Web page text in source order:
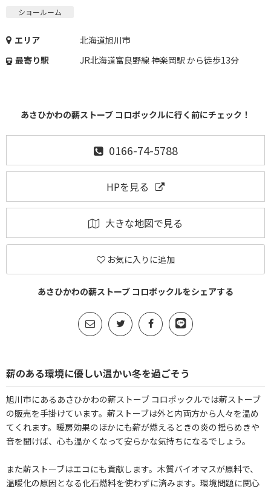
ショールーム
エリア
北海道旭川市
最寄り駅
JR北海道富良野線 神楽岡駅 から徒歩13分
あさひかわの薪ストーブ コロポックルに行く前にチェック！
0166-74-5788
HPを見る
大きな地図で見る
お気に入りに追加
あさひかわの薪ストーブ コロポックルをシェアする
薪のある環境に優しい温かい冬を過ごそう
旭川市にあるあさひかわの薪ストーブ コロポックルでは薪ストーブ
の販売を手掛けています。薪ストーブは外と内両方から人々を温め
てくれます。暖房効果のほかにも薪が燃えるときの炎の揺らめきや
音を聞けば、心も温かくなって安らかな気持ちになるでしょう。
また薪ストーブはエコにも貢献します。木質バイオマスが原料で、
温暖化の原因となる化石燃料を使わずに済みます。環境問題に関心